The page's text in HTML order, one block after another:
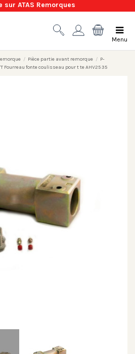
sur ATAS Remorques
Menu
Pièce partie avant remorque
P-
Fourreau fonte coulisseau pour t te AHV25 35